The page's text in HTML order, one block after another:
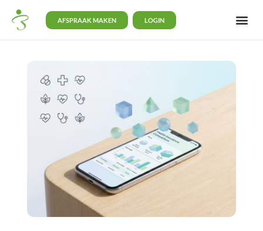
AFSPRAAK MAKEN LOGIN